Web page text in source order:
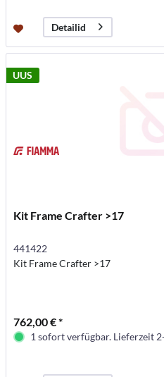
Detailid
UUS
Kit Frame Crafter >17
441422
Kit Frame Crafter >17
762,00 € *
1 sofort verfügbar. Lieferzeit